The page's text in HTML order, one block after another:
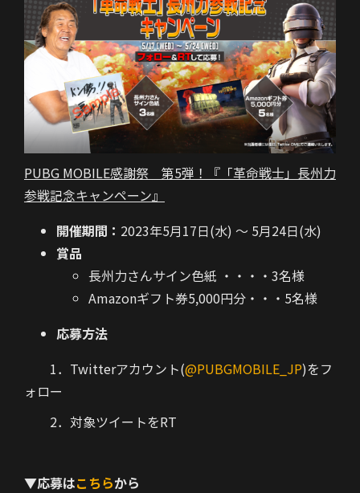
PUBG MOBILE感謝祭 第5弾！『「革命戦士」長州力
参戦記念キャンペーン』
開催期間： 2023年5月17日(水) ～ 5月24日(水)
賞品
長州力さんサイン色紙 ・・・・3名様
Amazonギフト券5,000円分・・・5名様
応募方法
1．Twitterアカウント(@PUBGMOBILE_JP)をフ
ォロー
2．対象ツイートをRT
▼応募はこちらから